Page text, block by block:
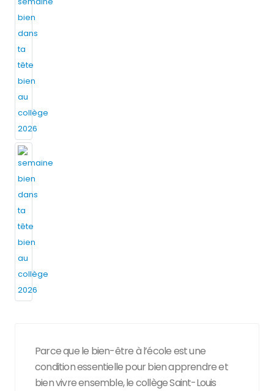
Parce que le bien-être à l’école est une
condition essentielle pour bien apprendre et
bien vivre ensemble, le collège Saint-Louis